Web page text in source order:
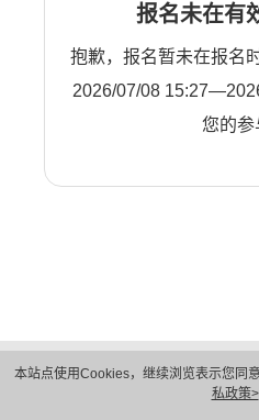
本站点使用Cookies，继续浏览表示您同
私政策>
报名未在有
抱歉，报名暂未在报名
2026/07/08
您的参
隐私保护